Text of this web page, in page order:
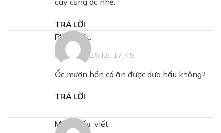
TRẢ LỜI
Phúc
viết:
07/01/2025 lúc 17:45
Ốc mượn hồn có ăn được dưa hấu không?
TRẢ LỜI
Minh Hiếu viết: